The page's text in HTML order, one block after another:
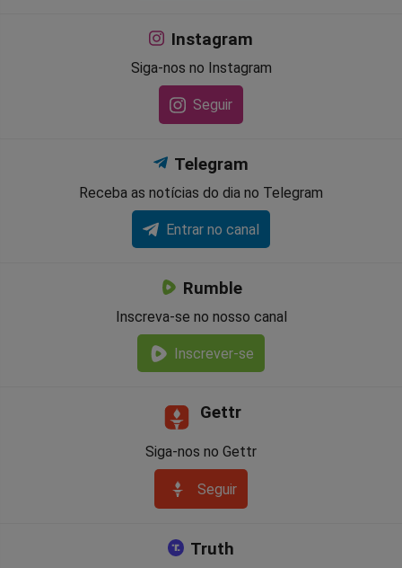
Instagram
Siga-nos no Instagram
Seguir
Telegram
Receba as notícias do dia no Telegram
Entrar no canal
Rumble
Inscreva-se no nosso canal
Inscrever-se
Gettr
Siga-nos no Gettr
Seguir
Truth